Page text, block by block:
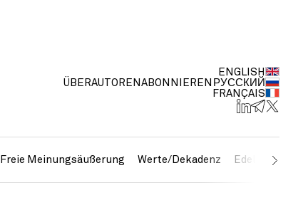
ÜBERAUTOREN ABONNIEREN
ENGLISH
РУССКИЙ
FRANÇAIS
Freie Meinungsäußerung Werte/Dekadenz Edelmetalle